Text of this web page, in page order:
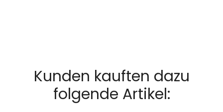
Kunden kauften dazu
folgende Artikel: